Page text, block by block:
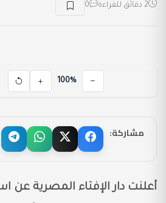
2 دقائق للقراءة 0
100%
مشاركة:
أعلنت دار الإفتاء المصرية